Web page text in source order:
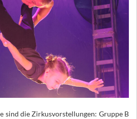
sind die Zirkusvorstellungen: Gruppe B